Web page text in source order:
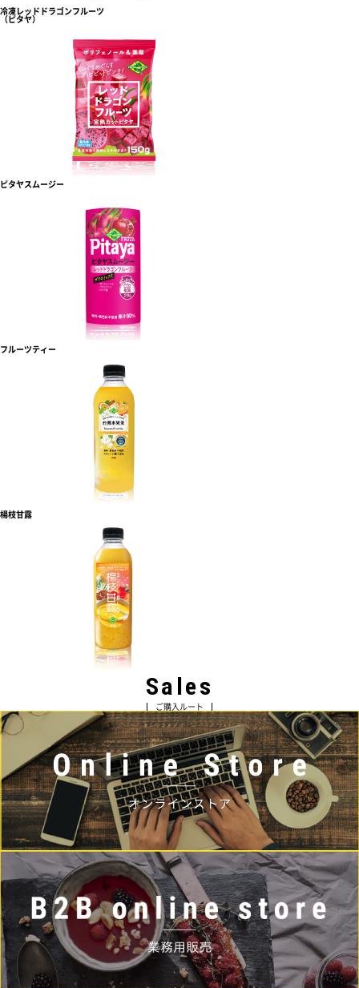
冷凍レッドドラゴンフルーツ
（ピタヤ）
ピタヤスムージー
フルーツティー
楊枝甘露
Sales
ご購入ルート